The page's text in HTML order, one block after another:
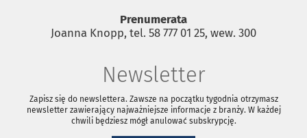
Prenumerata
Joanna Knopp, tel. 58 777 01 25, wew. 300
Newsletter
Zapisz się do newslettera. Zawsze na początku tygodnia otrzymasz
newsletter zawierający najważniejsze informacje z branży. W każdej
chwili będziesz mógł anulować subskrypcję.